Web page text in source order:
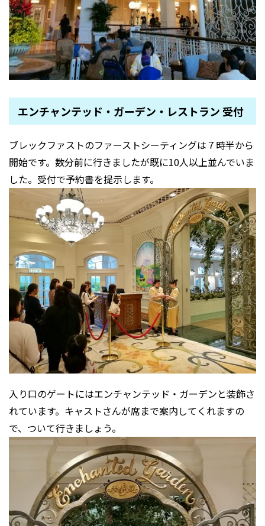
エンチャンテッド・ガーデン・レストラン 受付
ブレックファストのファーストシーティングは７時半から
開始です。数分前に行きましたが既に10人以上並んでいま
した。受付で予約書を提示します。
入り口のゲートにはエンチャンテッド・ガーデンと装飾さ
れています。キャストさんが席まで案内してくれますの
で、ついて行きましょう。